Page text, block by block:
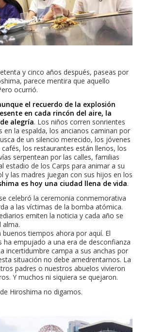
y cinco años después, paseas por
parece mentira que aquello
ocurrió.
el recuerdo de la explosión
en cada rincón del aire, la
alegría. Los niños corren sonrientes
en la espalda, los ancianos caminan por
de un silencio merecido, los jóvenes
los restaurantes están llenos, los
serpentean por las calles, familias
estadio de los Carps para animar a su
y las madres juegan con sus hijos en los
es hoy una ciudad llena de vida.
celebró la ceremonia conmemorativa
a las víctimas de la bomba atómica.
emiten la noticia y cada año se
alma.
tiempos ahora por aquí. El
ha empujado a una era de desconfianza
incertidumbre campa a sus anchas por
situación no debe amedrentarnos. La
padres o nuestros abuelos vivieron
Y muchos ni siquiera se quejaron.
Hiroshima no digamos.